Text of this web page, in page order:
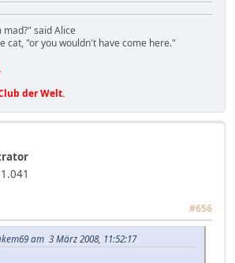
said Alice
cat, "or you wouldn't have come here."
der Welt.
#656
am 3 März 2008, 11:52:17